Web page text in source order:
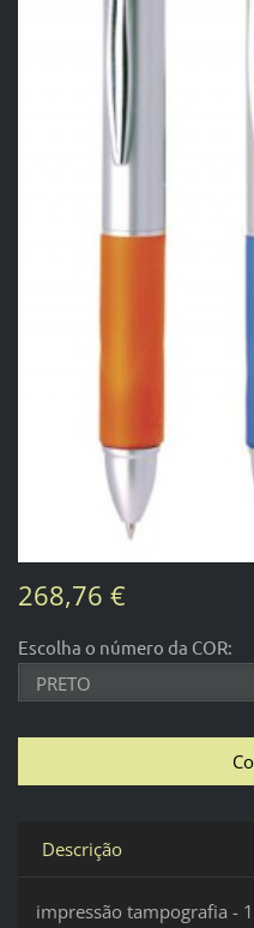
268,76 €
Escolha o número da COR:
Descrição
impressão tampografia -